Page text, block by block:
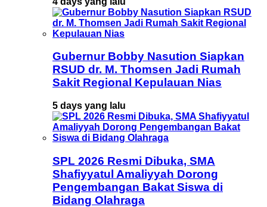
Gubernur Bobby Nasution Siapkan
RSUD dr. M. Thomsen Jadi Rumah
Sakit Regional Kepulauan Nias
5 days yang lalu
SPL 2026 Resmi Dibuka, SMA
Shafiyyatul Amaliyyah Dorong
Pengembangan Bakat Siswa di
Bidang Olahraga